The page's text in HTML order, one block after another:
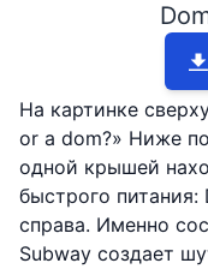
На картинке
or a dom?» Ниже
одной крышей
быстрого питания:
справа. Именно
Subway создает